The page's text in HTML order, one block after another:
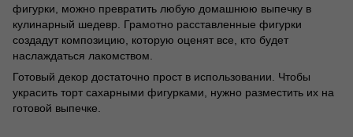
фигурки, можно превратить любую домашнюю выпечку в
кулинарный шедевр. Грамотно расставленные фигурки
создадут композицию, которую оценят все, кто будет
наслаждаться лакомством.
Готовый декор достаточно прост в использовании. Чтобы
украсить торт сахарными фигурками, нужно разместить их на
готовой выпечке.